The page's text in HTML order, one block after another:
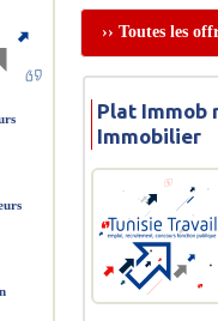
›› Toutes les
Plat Immob
Immobilier